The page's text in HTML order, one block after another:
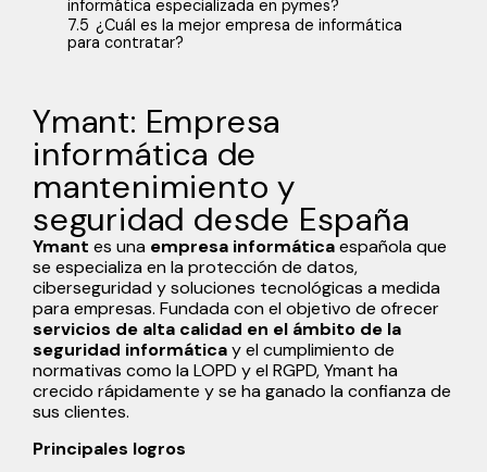
informática especializada en pymes?
7.5 ¿Cuál es la mejor empresa de informática
para contratar?
Ymant: Empresa
informática de
mantenimiento y
seguridad desde España
Ymant es una empresa informáticaespañola que
se especializa en la protección de datos,
ciberseguridad y soluciones tecnológicas a medida
para empresas. Fundada con el objetivo de ofrecer
servicios de alta calidad en el ámbito de la
seguridad informáticay el cumplimiento de
normativas como la LOPD y el RGPD, Ymant ha
crecido rápidamente y se ha ganado la confianza de
sus clientes.
Principales logros